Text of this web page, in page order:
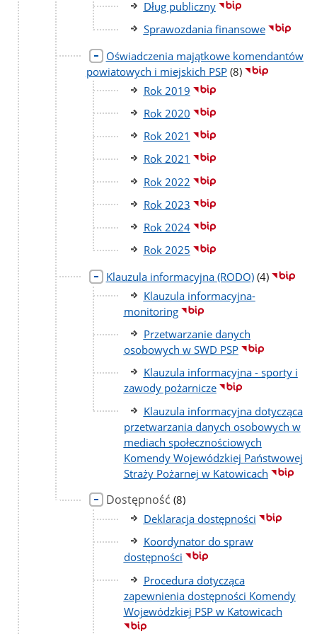
Dług publiczny
Sprawozdania finansowe
Oświadczenia majątkowe komendantów
powiatowych i miejskich PSP liczba
(8)
Rok 2019
Rok 2020
Rok 2021
Rok 2021
Rok 2022
Rok 2023
Rok 2024
Rok 2025
Klauzula informacyjna (RODO) liczba
(4)
Klauzula informacyjna-
monitoring
Przetwarzanie danych
osobowych w SWD PSP
Klauzula informacyjna - sporty i
zawody pożarnicze
Klauzula informacyjna dotycząca
przetwarzania danych osobowych w
mediach społecznościowych
Komendy Wojewódzkiej Państwowej
Straży Pożarnej w Katowicach
Dostępność liczba
podstron
(8)
Deklaracja dostępności
Koordynator do spraw
dostępności
Procedura dotycząca
zapewnienia dostępności Komendy
Wojewódzkiej PSP w Katowicach